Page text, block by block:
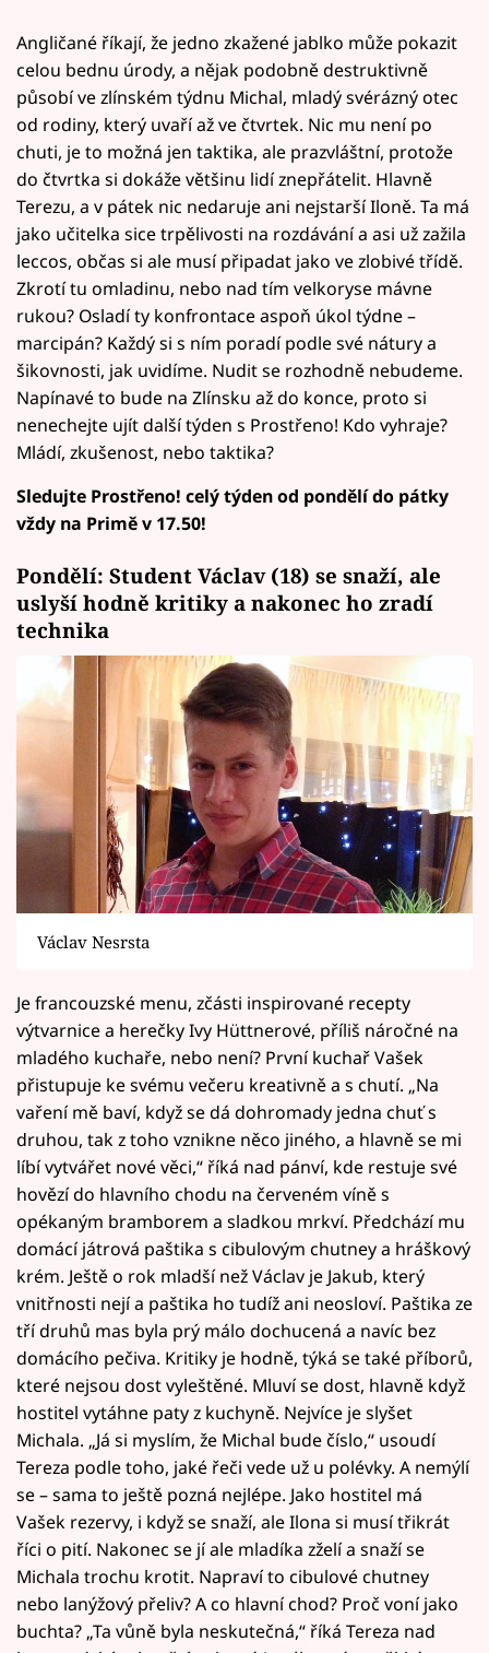
Angličané říkají, že jedno zkažené jablko může pokazit
celou bednu úrody, a nějak podobně destruktivně
působí ve zlínském týdnu Michal, mladý svérázný otec
od rodiny, který uvaří až ve čtvrtek. Nic mu není po
chuti, je to možná jen taktika, ale prazvláštní, protože
do čtvrtka si dokáže většinu lidí znepřátelit. Hlavně
Terezu, a v pátek nic nedaruje ani nejstarší Iloně. Ta má
jako učitelka sice trpělivosti na rozdávání a asi už zažila
leccos, občas si ale musí připadat jako ve zlobivé třídě.
Zkrotí tu omladinu, nebo nad tím velkoryse mávne
rukou? Osladí ty konfrontace aspoň úkol týdne –
marcipán? Každý si s ním poradí podle své nátury a
šikovnosti, jak uvidíme. Nudit se rozhodně nebudeme.
Napínavé to bude na Zlínsku až do konce, proto si
nenechejte ujít další týden s Prostřeno! Kdo vyhraje?
Mládí, zkušenost, nebo taktika?
Sledujte Prostřeno! celý týden od pondělí do pátky
vždy na Primě v 17.50!
Pondělí: Student Václav (18) se snaží, ale
uslyší hodně kritiky a nakonec ho zradí
technika
Václav Nesrsta
Je francouzské menu, zčásti inspirované recepty
výtvarnice a herečky Ivy Hüttnerové, příliš náročné na
mladého kuchaře, nebo není? První kuchař Vašek
přistupuje ke svému večeru kreativně a s chutí. „Na
vaření mě baví, když se dá dohromady jedna chuť s
druhou, tak z toho vznikne něco jiného, a hlavně se mi
líbí vytvářet nové věci,“ říká nad pánví, kde restuje své
hovězí do hlavního chodu na červeném víně s
opékaným bramborem a sladkou mrkví. Předchází mu
domácí játrová paštika s cibulovým chutney a hráškový
krém. Ještě o rok mladší než Václav je Jakub, který
vnitřnosti nejí a paštika ho tudíž ani neosloví. Paštika ze
tří druhů mas byla prý málo dochucená a navíc bez
domácího pečiva. Kritiky je hodně, týká se také příborů,
které nejsou dost vyleštěné. Mluví se dost, hlavně když
hostitel vytáhne paty z kuchyně. Nejvíce je slyšet
Michala. „Já si myslím, že Michal bude číslo,“ usoudí
Tereza podle toho, jaké řeči vede už u polévky. A nemýlí
se – sama to ještě pozná nejlépe. Jako hostitel má
Vašek rezervy, i když se snaží, ale Ilona si musí třikrát
říci o pití. Nakonec se jí ale mladíka zželí a snaží se
Michala trochu krotit. Napraví to cibulové chutney
nebo lanýžový přeliv? A co hlavní chod? Proč voní jako
buchta? „Ta vůně byla neskutečná,“ říká Tereza nad